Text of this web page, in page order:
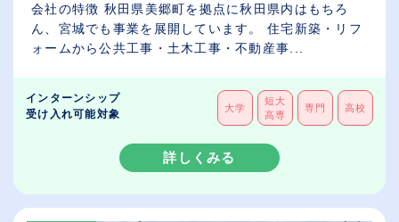
会社の特徴 秋田県美郷町を拠点に秋田県内はもちろ
ん、宮城でも事業を展開しています。 住宅新築・リフ
ォームから公共工事・土木工事・不動産事...
インターンシップ
受け入れ可能対象
大学
短大
高専
専門 高校
詳しくみる